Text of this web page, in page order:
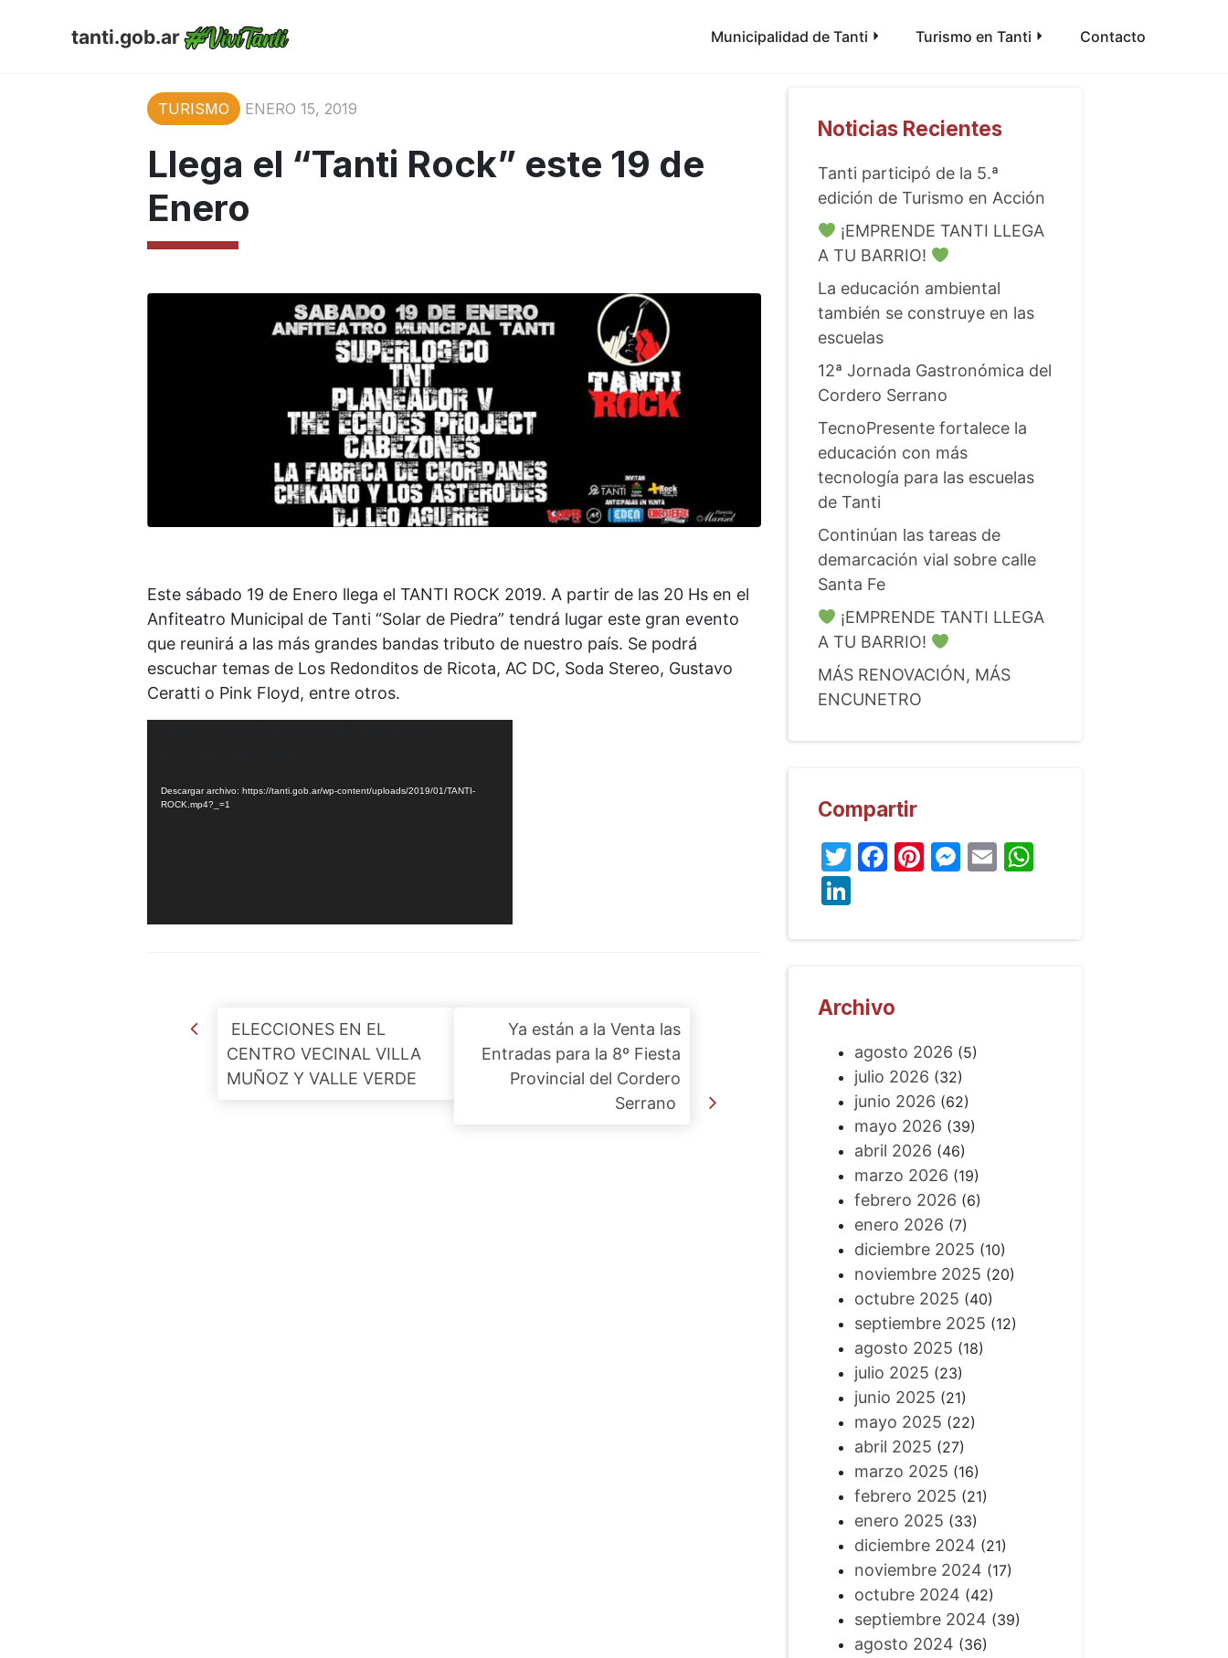
tanti.gob.ar Municipalidad de Tanti Turismo en Tanti Contacto
TURISMO ENERO 15, 2019
Llega el “Tanti Rock” este 19 de
Enero
Este sábado 19 de Enero llega el TANTI ROCK 2019. A partir de las 20 Hs en el
Anfiteatro Municipal de Tanti “Solar de Piedra” tendrá lugar este gran evento
que reunirá a las más grandes bandas tributo de nuestro país. Se podrá
escuchar temas de Los Redonditos de Ricota, AC DC, Soda Stereo, Gustavo
Ceratti o Pink Floyd, entre otros.
Descargar archivo: https://tanti.gob.ar/wp-content/uploads/2019/01/TANTI-
ROCK.mp4?_=1
Post navigation
ELECCIONES EN EL
CENTRO VECINAL VILLA
MUÑOZ Y VALLE VERDE
Ya están a la Venta las
Entradas para la 8º Fiesta
Provincial del Cordero
Serrano
Noticias Recientes
Tanti participó de la 5.ª
edición de Turismo en Acción
¡EMPRENDE TANTI LLEGA
A TU BARRIO!
La educación ambiental
también se construye en las
escuelas
12ª Jornada Gastronómica del
Cordero Serrano
TecnoPresente fortalece la
educación con más
tecnología para las escuelas
de Tanti
Continúan las tareas de
demarcación vial sobre calle
Santa Fe
¡EMPRENDE TANTI LLEGA
A TU BARRIO!
MÁS RENOVACIÓN, MÁS
ENCUNETRO
Compartir
Twitter
Facebook
Pinterest
Messenger
EmailWhatsApp
LinkedIn
Archivo
agosto 2026 (5)
julio 2026 (32)
junio 2026 (62)
mayo 2026 (39)
abril 2026 (46)
marzo 2026 (19)
febrero 2026 (6)
enero 2026 (7)
diciembre 2025 (10)
noviembre 2025 (20)
octubre 2025 (40)
septiembre 2025 (12)
agosto 2025 (18)
julio 2025 (23)
junio 2025 (21)
mayo 2025 (22)
abril 2025 (27)
marzo 2025 (16)
febrero 2025 (21)
enero 2025 (33)
diciembre 2024 (21)
noviembre 2024 (17)
octubre 2024 (42)
septiembre 2024 (39)
agosto 2024 (36)